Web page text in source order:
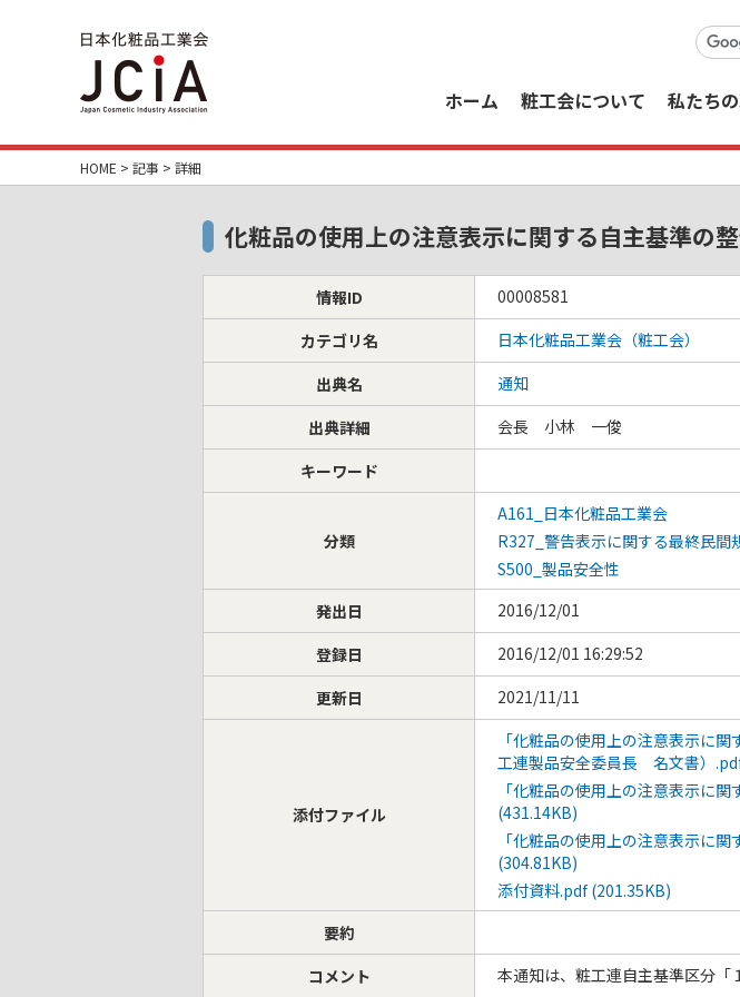
ホーム 粧工会について 私たち
HOME > 記事 > 詳細
化粧品の使用上の注意表示に関する自主基準の
情報ID
00008581
カテゴリ名
日本化粧品工業会（粧工会）
出典名
通知
出典詳細
会長 小林 一俊
キーワード
分類
A161_日本化粧品工業会
R327_警告表示に関する最終民間
S500_製品安全性
発出日
2016/12/01
登録日
2016/12/01 16:29:52
更新日
2021/11/11
添付ファイル
「化粧品の使用上の注意表示に
工連製品安全委員長 名文書）
「化粧品の使用上の注意表示に
(431.14KB)
「化粧品の使用上の注意表示に
(304.81KB)
添付資料.pdf (201.35KB)
要約
コメント
本通知は、粧工連自主基準区分